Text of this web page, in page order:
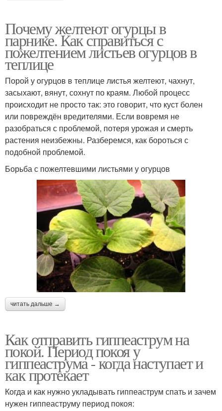
Почему желтеют огурцы в
парнике. Как справиться с
пожелтением листьев огурцов в
теплице
Порой у огурцов в теплице листья желтеют, чахнут,
засыхают, вянут, сохнут по краям. Любой процесс
происходит не просто так: это говорит, что куст болен
или повреждён вредителями. Если вовремя не
разобраться с проблемой, потеря урожая и смерть
растения неизбежны. Разберемся, как бороться с
подобной проблемой.
Борьба с пожелтевшими листьями у огурцов
читать дальше →
Как отправить гиппеаструм на
покой. Период покоя у
гиппеаструма - когда наступает и
как протекает
Когда и как нужно укладывать гиппеаструм спать и зачем
нужен гиппеаструму период покоя: